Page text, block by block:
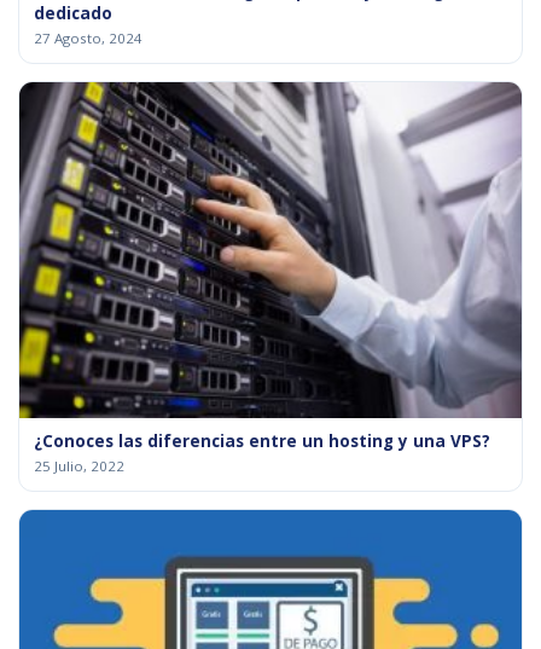
dedicado
27 Agosto, 2024
¿Conoces las diferencias entre un hosting y una VPS?
25 Julio, 2022